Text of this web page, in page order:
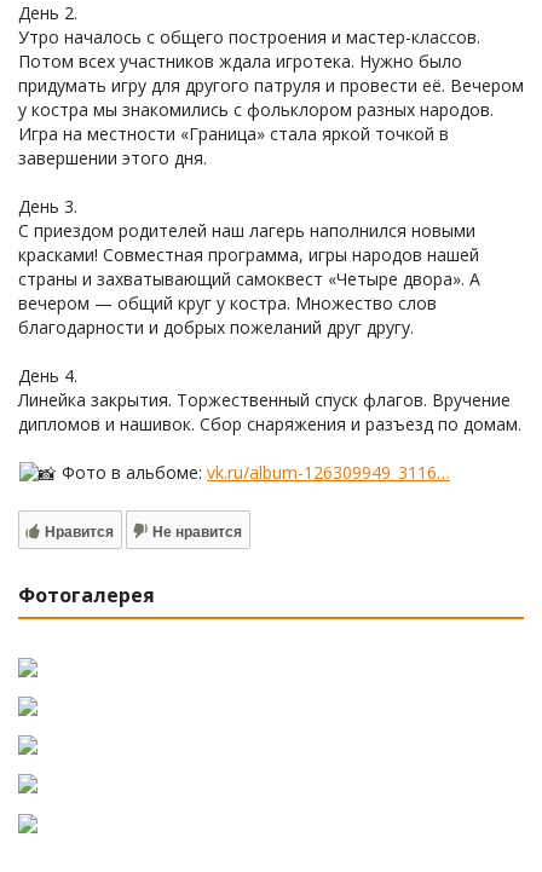
День 2.
Утро началось с общего построения и мастер-классов.
Потом всех участников ждала игротека. Нужно было
придумать игру для другого патруля и провести её. Вечером
у костра мы знакомились с фольклором разных народов.
Игра на местности «Граница» стала яркой точкой в
завершении этого дня.
День 3.
С приездом родителей наш лагерь наполнился новыми
красками! Совместная программа, игры народов нашей
страны и захватывающий самоквест «Четыре двора». А
вечером — общий круг у костра. Множество слов
благодарности и добрых пожеланий друг другу.
День 4.
Линейка закрытия. Торжественный спуск флагов. Вручение
дипломов и нашивок. Сбор снаряжения и разъезд по домам.
Фото в альбоме: vk.ru/album-126309949_3116…
Нравится Не нравится
Фотогалерея